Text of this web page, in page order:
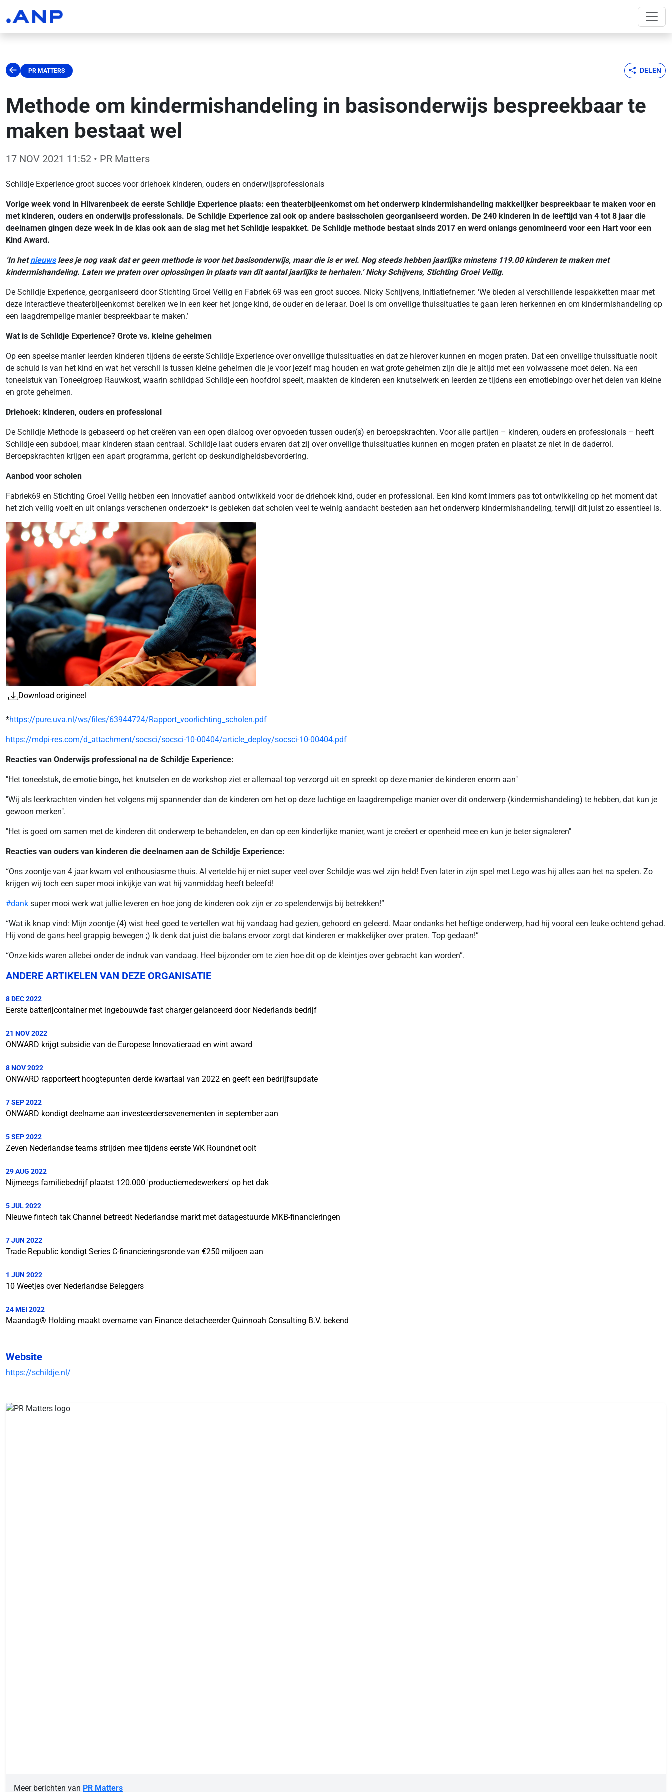
PR MATTERS DELEN
Methode om kindermishandeling in basisonderwijs bespreekbaar te
maken bestaat wel
17 NOV 2021 11:52 • PR Matters
Schildje Experience groot succes voor driehoek kinderen, ouders en onderwijsprofessionals
Vorige week vond in Hilvarenbeek de eerste Schildje Experience plaats: een theaterbijeenkomst om het onderwerp kindermishandeling makkelijker bespreekbaar te maken voor en
met kinderen, ouders en onderwijs professionals. De Schildje Experience zal ook op andere basisscholen georganiseerd worden. De 240 kinderen in de leeftijd van 4 tot 8 jaar die
deelnamen gingen deze week in de klas ook aan de slag met het Schildje lespakket. De Schildje methode bestaat sinds 2017 en werd onlangs genomineerd voor een Hart voor een
Kind Award.
‘In hetnieuwslees je nog vaak dat er geen methode is voor het basisonderwijs, maar die is er wel. Nog steeds hebben jaarlijks minstens 119.00 kinderen te maken met
kindermishandeling. Laten we praten over oplossingen in plaats van dit aantal jaarlijks te herhalen.’ Nicky Schijvens, Stichting Groei Veilig.
De Schildje Experience, georganiseerd door Stichting Groei Veilig en Fabriek 69 was een groot succes. Nicky Schijvens, initiatiefnemer: ‘We bieden al verschillende lespakketten maar met
deze interactieve theaterbijeenkomst bereiken we in een keer het jonge kind, de ouder en de leraar. Doel is om onveilige thuissituaties te gaan leren herkennen en om kindermishandeling op
een laagdrempelige manier bespreekbaar te maken.’
Wat is de Schildje Experience? Grote vs. kleine geheimen
Op een speelse manier leerden kinderen tijdens de eerste Schildje Experience over onveilige thuissituaties en dat ze hierover kunnen en mogen praten. Dat een onveilige thuissituatie nooit
de schuld is van het kind en wat het verschil is tussen kleine geheimen die je voor jezelf mag houden en wat grote geheimen zijn die je altijd met een volwassene moet delen. Na een
toneelstuk van Toneelgroep Rauwkost, waarin schildpad Schildje een hoofdrol speelt, maakten de kinderen een knutselwerk en leerden ze tijdens een emotiebingo over het delen van kleine
en grote geheimen.
Driehoek: kinderen, ouders en professional
De Schildje Methode is gebaseerd op het creëren van een open dialoog over opvoeden tussen ouder(s) en beroepskrachten. Voor alle partijen – kinderen, ouders en professionals – heeft
Schildje een subdoel, maar kinderen staan centraal. Schildje laat ouders ervaren dat zij over onveilige thuissituaties kunnen en mogen praten en plaatst ze niet in de daderrol.
Beroepskrachten krijgen een apart programma, gericht op deskundigheidsbevordering.
Aanbod voor scholen
Fabriek69 en Stichting Groei Veilig hebben een innovatief aanbod ontwikkeld voor de driehoek kind, ouder en professional. Een kind komt immers pas tot ontwikkeling op het moment dat
het zich veilig voelt en uit onlangs verschenen onderzoek* is gebleken dat scholen veel te weinig aandacht besteden aan het onderwerp kindermishandeling, terwijl dit juist zo essentieel is.
Download origineel
*https://pure.uva.nl/ws/files/63944724/Rapport_voorlichting_scholen.pdf
https://mdpi-res.com/d_attachment/socsci/socsci-10-00404/article_deploy/socsci-10-00404.pdf
Reacties van Onderwijs professional na de Schildje Experience:
"Het toneelstuk, de emotie bingo, het knutselen en de workshop ziet er allemaal top verzorgd uit en spreekt op deze manier de kinderen enorm aan"
"Wij als leerkrachten vinden het volgens mij spannender dan de kinderen om het op deze luchtige en laagdrempelige manier over dit onderwerp (kindermishandeling) te hebben, dat kun je
gewoon merken".
"Het is goed om samen met de kinderen dit onderwerp te behandelen, en dan op een kinderlijke manier, want je creëert er openheid mee en kun je beter signaleren"
Reacties van ouders van kinderen die deelnamen aan de Schildje Experience:
“Ons zoontje van 4 jaar kwam vol enthousiasme thuis. Al vertelde hij er niet super veel over Schildje was wel zijn held! Even later in zijn spel met Lego was hij alles aan het na spelen. Zo
krijgen wij toch een super mooi inkijkje van wat hij vanmiddag heeft beleefd!
#dank super mooi werk wat jullie leveren en hoe jong de kinderen ook zijn er zo spelenderwijs bij betrekken!”
“Wat ik knap vind: Mijn zoontje (4) wist heel goed te vertellen wat hij vandaag had gezien, gehoord en geleerd. Maar ondanks het heftige onderwerp, had hij vooral een leuke ochtend gehad.
Hij vond de gans heel grappig bewegen ;) Ik denk dat juist die balans ervoor zorgt dat kinderen er makkelijker over praten. Top gedaan!”
“Onze kids waren allebei onder de indruk van vandaag. Heel bijzonder om te zien hoe dit op de kleintjes over gebracht kan worden”.
ANDERE ARTIKELEN VAN DEZE ORGANISATIE
8 DEC 2022
Eerste batterijcontainer met ingebouwde fast charger gelanceerd door Nederlands bedrijf
21 NOV 2022
ONWARD krijgt subsidie van de Europese Innovatieraad en wint award
8 NOV 2022
ONWARD rapporteert hoogtepunten derde kwartaal van 2022 en geeft een bedrijfsupdate
7 SEP 2022
ONWARD kondigt deelname aan investeerdersevenementen in september aan
5 SEP 2022
Zeven Nederlandse teams strijden mee tijdens eerste WK Roundnet ooit
29 AUG 2022
Nijmeegs familiebedrijf plaatst 120.000 'productiemedewerkers' op het dak
5 JUL 2022
Nieuwe fintech tak Channel betreedt Nederlandse markt met datagestuurde MKB-financieringen
7 JUN 2022
Trade Republic kondigt Series C-financieringsronde van €250 miljoen aan
1 JUN 2022
10 Weetjes over Nederlandse Beleggers
24 MEI 2022
Maandag® Holding maakt overname van Finance detacheerder Quinnoah Consulting B.V. bekend
Website
https://schildje.nl/
Meer berichten van PR Matters